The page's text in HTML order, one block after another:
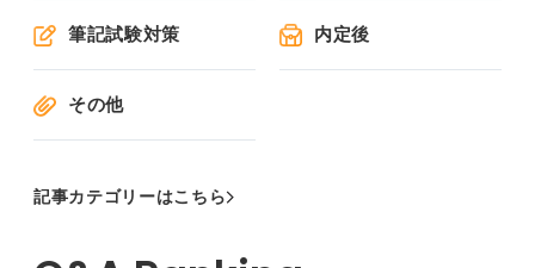
筆記試験対策 内定後
その他
記事カテゴリーはこちら